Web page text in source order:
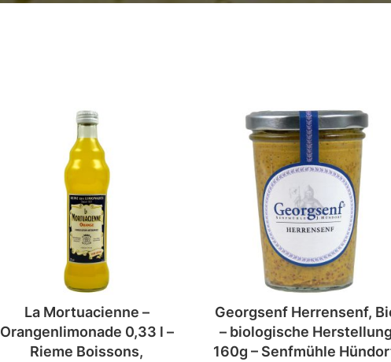
La Mortuacienne –
Orangenlimonade 0,33 l –
Rieme Boissons,
Georgsenf Herrensenf,
– biologische Herstellung
160g – Senfmühle